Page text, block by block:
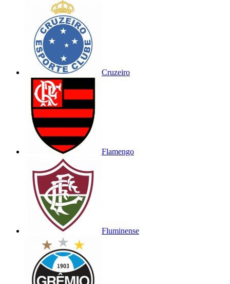
Cruzeiro
Flamengo
Fluminense